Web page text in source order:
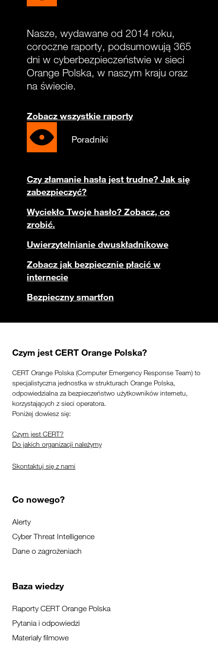
Nasze, wydawane od 2014 roku,
coroczne raporty, podsumowują 365
dni w cyberbezpieczeństwie w sieci
Orange Polska, w naszym kraju oraz
na świecie.
Zobacz wszystkie raporty
Poradniki
Czy złamanie hasła jest trudne? Jak się
zabezpieczyć?
Wyciekło Twoje hasło? Zobacz, co
zrobić.
Uwierzytelnianie dwuskładnikowe
Zobacz jak bezpiecznie płacić w
internecie
Bezpieczny smartfon
Czym jest CERT Orange Polska?
CERT Orange Polska (Computer Emergency Response Team) to
specjalistyczna jednostka w strukturach Orange Polska,
odpowiedzialna za bezpieczeństwo użytkowników internetu,
korzystających z sieci operatora.
Poniżej dowiesz się:
Czym jest CERT?
Do jakich organizacji należymy
Skontaktuj się z nami
Co nowego?
Alerty
Cyber Threat Intelligence
Dane o zagrożeniach
Baza wiedzy
Raporty CERT Orange Polska
Pytania i odpowiedzi
Materiały filmowe